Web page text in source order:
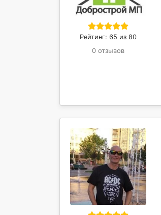
Рейтинг: 65 из 80
0 отзывов